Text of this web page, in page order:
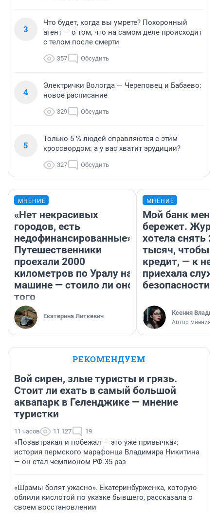
3
Что будет, когда вы умрете? Похоронный
агент — о том, что на самом деле происходит
с телом после смерти
357 Обсудить
4
Электрички Вологда — Череповец и Бабаево:
новое расписание
329 Обсудить
5
Только 5 % людей справляются с этим
кроссвордом: а у вас хватит эрудиции?
327 Обсудить
МНЕНИЕ
«Нет некрасивых
городов, есть
недофинансированные».
Путешественники
проехали 2000
километров по Уралу на
машине — стоило ли оно
того
Екатерина Литкевич
МНЕНИЕ
Мой банк меня
бережет.
хотела снять
тысяч, чтобы
кредит, — к
приехала
безопасности
Ксения
Автор мнения
РЕКОМЕНДУЕМ
Вой сирен, злые туристы и грязь.
Стоит ли ехать в самый большой
аквапарк в Геленджике — мнение
туристки
11 часов 11 127 19
«Позавтракал и побежал — это уже привычка»:
история пермского марафонца Владимира Никитина
— он стал чемпионом РФ 35 раз
«Шрамы болят ужасно». Екатеринбурженка, которую
облили кислотой по указке бывшего, рассказала о
своем восстановлении